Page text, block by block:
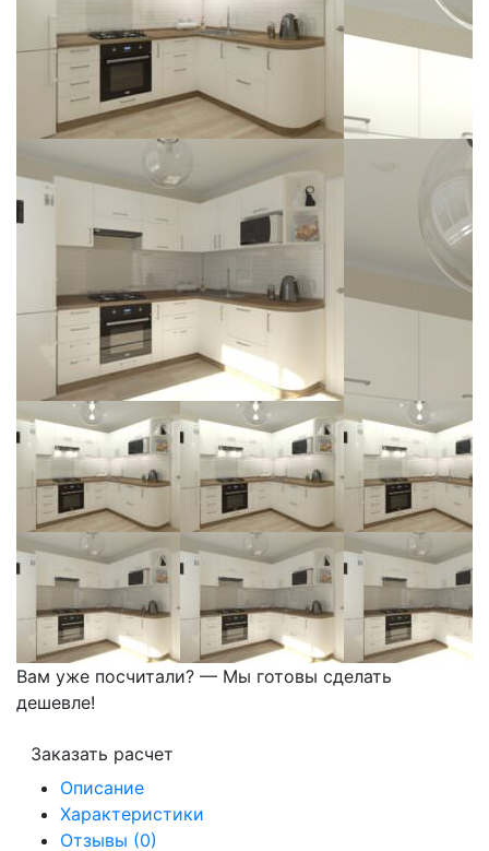
Вам уже посчитали? — Мы готовы сделать
дешевле!
Заказать расчет
Описание
Характеристики
Отзывы (0)